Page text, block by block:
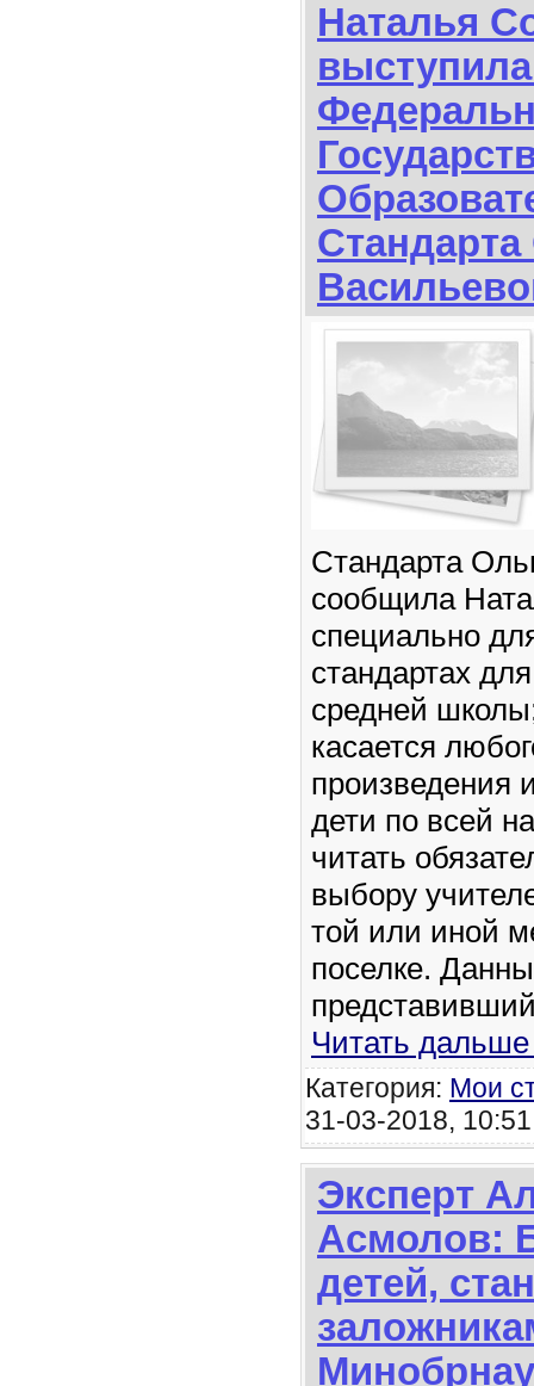
Наталья
Стандарта
сообщила
специально
стандартах
средней
касается
произведения
дети по всей
читать
выбору
той или иной
поселке.
Читать
Категория: Мои
31-03-2018,
Эксперт
Асмолов:
детей,